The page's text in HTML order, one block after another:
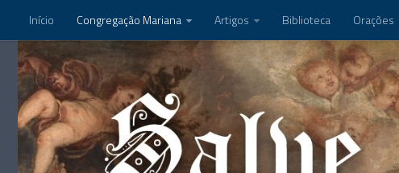
Início Congregação Mariana Artigos Biblioteca Orações